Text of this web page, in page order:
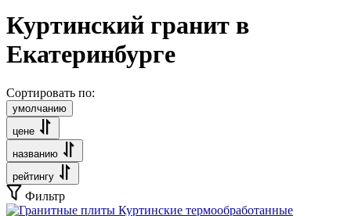
Куртинский гранит в
Екатеринбурге
Сортировать по:
умолчанию
цене
названию
рейтингу
Фильтр